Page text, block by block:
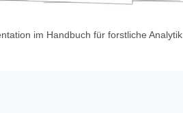
im Handbuch für forstliche Analytik